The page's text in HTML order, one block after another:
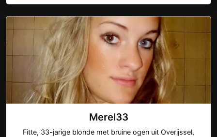
Merel33
Fitte, 33-jarige blonde met bruine ogen uit Overijssel,